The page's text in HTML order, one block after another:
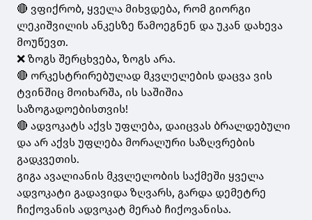
🔴 ვფიქრობ, ყველა მიხვდება, რომ გიორგი
ლეკიშვილის ანკესზე წამოეგნენ და უკან დახევა
მოუწევთ.
❌ ზოგს შერცხვება, ზოგს არა.
🔴 ორკესტრირებულად მკვლელების დაცვა ვის
ტვინშიც მოიხარშა, ის საშიშია
საზოგადოებისთვის!
🔴 ადვოკატს აქვს უფლება, დაიცვას ბრალდებული
და არ აქვს უფლება მორალური საზღვრების
გადკვეთის.
გიგა ავალიანის მკვლელობის საქმეში ყველა
ადვოკატი გადავიდა ზღვარს, გარდა დემეტრე
ჩიქოვანის ადვოკატ მერაბ ჩიქოვანისა.